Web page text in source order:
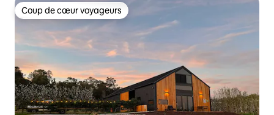
Coup de cœur voyageurs
Coup de cœur voyageurs